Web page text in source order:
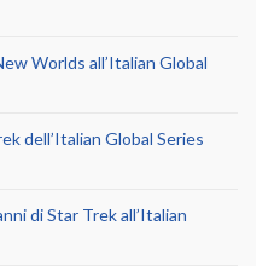
Worlds all’Italian Global
dell’Italian Global Series
di Star Trek all’Italian